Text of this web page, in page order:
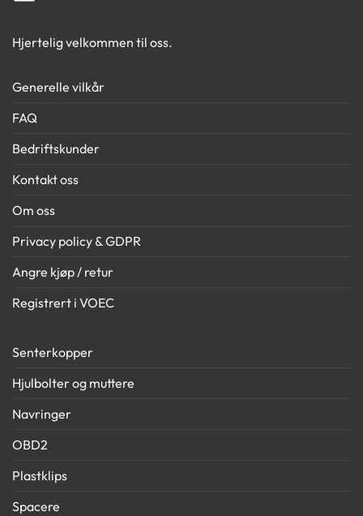
Hjertelig velkommen til oss.
Generelle vilkår
FAQ
Bedriftskunder
Kontakt oss
Om oss
Privacy policy & GDPR
Angre kjøp / retur
Registrert i VOEC
Senterkopper
Hjulbolter og muttere
Navringer
OBD2
Plastklips
Spacere